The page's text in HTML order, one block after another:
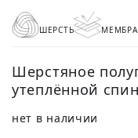
ШЕРСТЬ
Шерстяное
утеплённой
нет в наличии